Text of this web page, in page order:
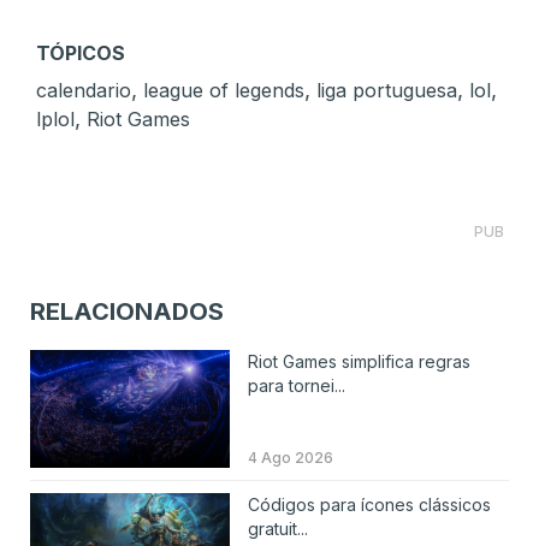
TÓPICOS
calendario, league of legends, liga portuguesa, lol,
lplol, Riot Games
PUB
RELACIONADOS
Riot Games simplifica regras
para tornei...
4 Ago 2026
Códigos para ícones clássicos
gratuit...